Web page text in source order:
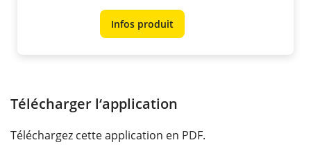
Infos produit
Télécharger l‘application
Téléchargez cette application en PDF.